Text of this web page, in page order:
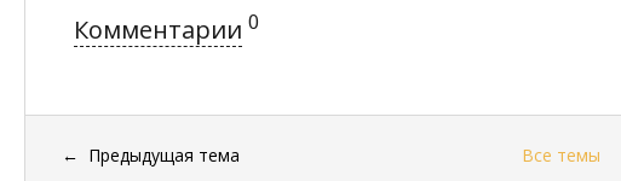
Комментарии 0
← Предыдущая тема Все темы